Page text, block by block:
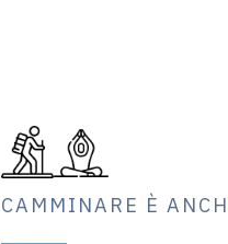
CAMMINARE È